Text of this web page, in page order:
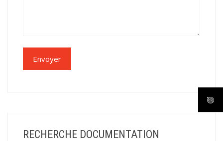
RECHERCHE DOCUMENTATION